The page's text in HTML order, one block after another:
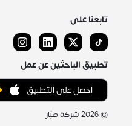
تابعنا على
تطبيق الباحثين عن عمل
احصل على التطبيق
©
2026شركة صبّار